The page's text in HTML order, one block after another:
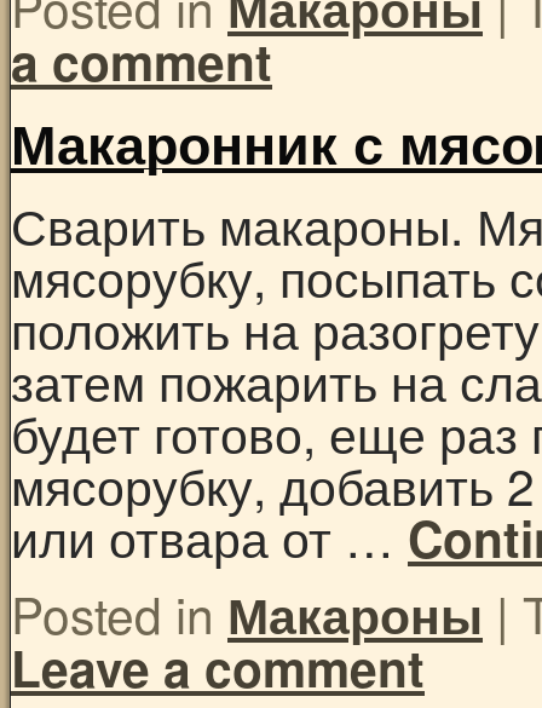
a comment
Макаронник с
Сварить макароны.
мясорубку, посыпать
положить на
затем пожарить на
будет готово, еще раз
мясорубку, добавить
или отвара от …
Posted in Макароны |
Leave a comment